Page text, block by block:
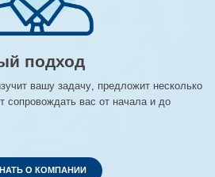
подход
вашу задачу, предложит несколько
сопровождать вас от начала и до
О КОМПАНИИ